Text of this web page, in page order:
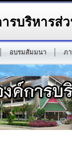
ารบริหาร
อบรมสัมมนา ภ